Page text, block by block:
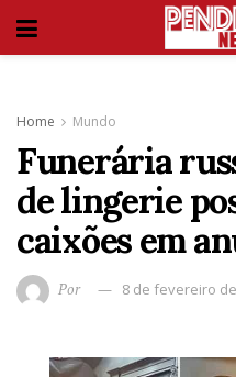
Home Mundo
Funerária
de lingerie
caixões em
Por 8 de fevereiro